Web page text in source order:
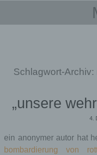
Schlagwort-Archiv:
„unsere
4.
ein anonymer autor hat
bombardierung von